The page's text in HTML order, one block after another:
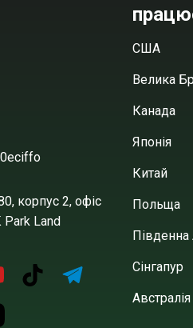
корпус 2, офіс
Land
США
Велика
Канада
Японія
Китай
Польща
Сінгапур
Австралія